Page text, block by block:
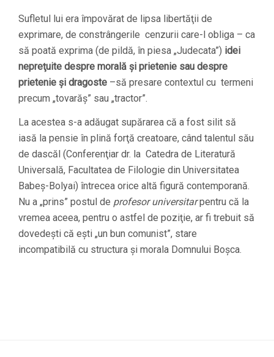
Sufletul lui era împovărat de lipsa libertăţii de
exprimare, de constrângerile cenzurii care-l obliga – ca
să poată exprima (de pildă, în piesa „Judecata”) idei
nepreţuite despre morală şi prietenie sau despre
prietenie şi dragoste –să presare contextul cu termeni
precum „tovarăş” sau „tractor”.
La acestea s-a adăugat supărarea că a fost silit să
iasă la pensie în plină forţă creatoare, când talentul său
de dascăl (Conferenţiar dr. la Catedra de Literatură
Universală, Facultatea de Filologie din Universitatea
Babeş-Bolyai) întrecea orice altă figură contemporană.
Nu a „prins” postul de profesor universitarpentru că la
vremea aceea, pentru o astfel de poziţie, ar fi trebuit să
dovedeşti că eşti „un bun comunist”, stare
incompatibilă cu structura şi morala Domnului Boșca.